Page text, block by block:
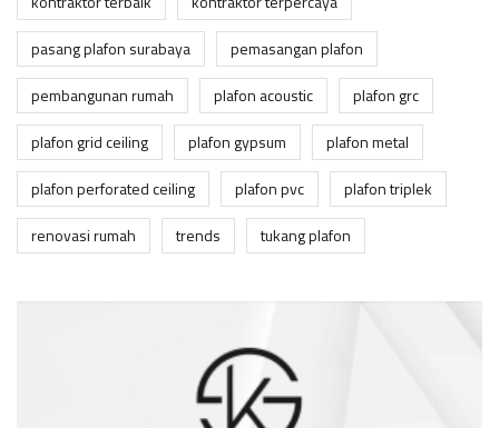
pasang plafon surabaya
pemasangan plafon
pembangunan rumah
plafon acoustic
plafon grc
plafon grid ceiling
plafon gypsum
plafon metal
plafon perforated ceiling
plafon pvc
plafon triplek
renovasi rumah
trends tukang plafon